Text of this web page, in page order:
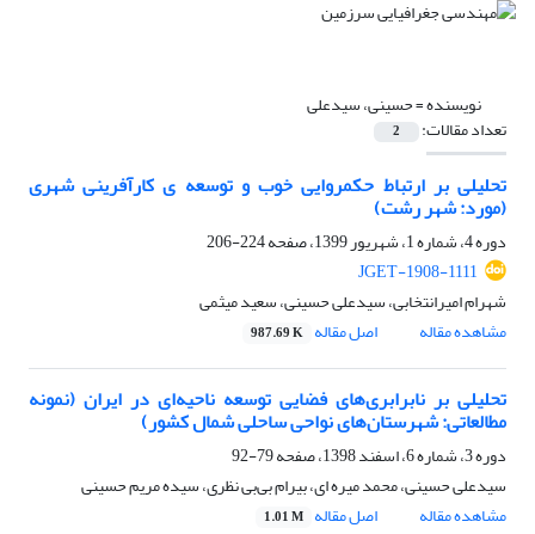
نویسنده =حسینی، سیدعلی
تعداد مقالات: 2
تحلیلی بر ارتباط حکمروایی خوب و توسعه ی کارآفرینی شهری
(مورد: شهر رشت)
دوره 4، شماره 1، شهریور 1399، صفحه
224-206
JGET-1908-1111
شهرام امیرانتخابی، سیدعلی حسینی، سعید میثمی
مشاهده مقاله
اصل مقاله 987.69 K
تحلیلی بر نابرابری‌های فضایی توسعه ناحیه‌ای در ایران (نمونه
مطالعاتی: شهرستان‌های نواحی ساحلی شمال کشور)
دوره 3، شماره 6، اسفند 1398، صفحه
79-92
سیدعلی حسینی، محمد میره ای، بیرام بی‌بی نظری، سیده مریم حسینی
مشاهده مقاله
اصل مقاله 1.01 M